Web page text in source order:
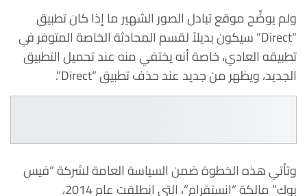
ولم يوضِّح موقع تبادل الصور الشهير ما إذا كان تطبيق
“Direct” سيكون بديلاً لقسم المحادثة الخاصة المتوفر في
تطبيقه العادي، خاصة أنه يختفي منه عند تحميل التطبيق
الجديد، ويظهر من جديد عند حذف تطبيق “Direct”.
وتأتي هذه الخطوة ضمن السياسة العامة لشركة “فيس
بوك” مالكة “انستقرام”، التي انطلقت عام 2014،